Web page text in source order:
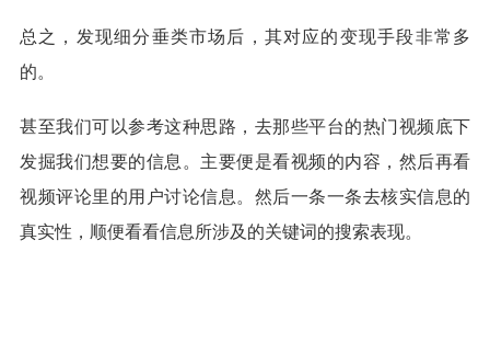
总之，发现细分垂类市场后，其对应的变现手段非常多
的。
甚至我们可以参考这种思路，去那些平台的热门视频底下
发掘我们想要的信息。主要便是看视频的内容，然后再看
视频评论里的用户讨论信息。然后一条一条去核实信息的
真实性，顺便看看信息所涉及的关键词的搜索表现。